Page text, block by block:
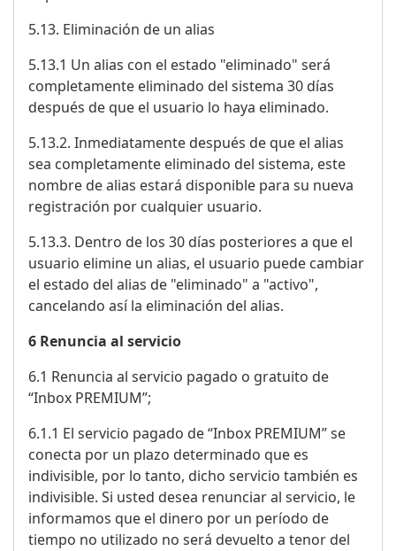
5.13. Eliminación de un alias
5.13.1 Un alias con el estado "eliminado" será
completamente eliminado del sistema 30 días
después de que el usuario lo haya eliminado.
5.13.2. Inmediatamente después de que el alias
sea completamente eliminado del sistema, este
nombre de alias estará disponible para su nueva
registración por cualquier usuario.
5.13.3. Dentro de los 30 días posteriores a que el
usuario elimine un alias, el usuario puede cambiar
el estado del alias de "eliminado" a "activo",
cancelando así la eliminación del alias.
6 Renuncia al servicio
6.1 Renuncia al servicio pagado o gratuito de
“Inbox PREMIUM”;
6.1.1 El servicio pagado de “Inbox PREMIUM” se
conecta por un plazo determinado que es
indivisible, por lo tanto, dicho servicio también es
indivisible. Si usted desea renunciar al servicio, le
informamos que el dinero por un período de
tiempo no utilizado no será devuelto a tenor del